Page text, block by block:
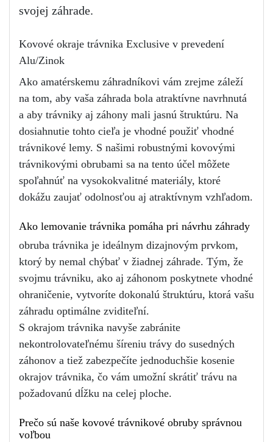
svojej záhrade.
Kovové okraje trávnika Exclusive v prevedení
Alu/Zinok
Ako amatérskemu záhradníkovi vám zrejme záleží
na tom, aby vaša záhrada bola atraktívne navrhnutá
a aby trávniky aj záhony mali jasnú štruktúru. Na
dosiahnutie tohto cieľa je vhodné použiť vhodné
trávnikové lemy. S našimi robustnými kovovými
trávnikovými obrubami sa na tento účel môžete
spoľahnúť na vysokokvalitné materiály, ktoré
dokážu zaujať odolnosťou aj atraktívnym vzhľadom.
Ako lemovanie trávnika pomáha pri návrhu záhrady
obruba trávnika je ideálnym dizajnovým prvkom,
ktorý by nemal chýbať v žiadnej záhrade. Tým, že
svojmu trávniku, ako aj záhonom poskytnete vhodné
ohraničenie, vytvoríte dokonalú štruktúru, ktorá vašu
záhradu optimálne zviditeľní.
S okrajom trávnika navyše zabránite
nekontrolovateľnému šíreniu trávy do susedných
záhonov a tiež zabezpečíte jednoduchšie kosenie
okrajov trávnika, čo vám umožní skrátiť trávu na
požadovanú dĺžku na celej ploche.
Prečo sú naše kovové trávnikové obruby správnou
voľbou